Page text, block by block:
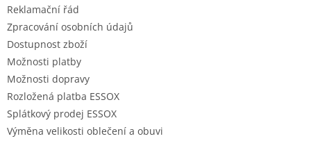
Reklamační řád
Zpracování osobních údajů
Dostupnost zboží
Možnosti platby
Možnosti dopravy
Rozložená platba ESSOX
Splátkový prodej ESSOX
Výměna velikosti oblečení a obuvi